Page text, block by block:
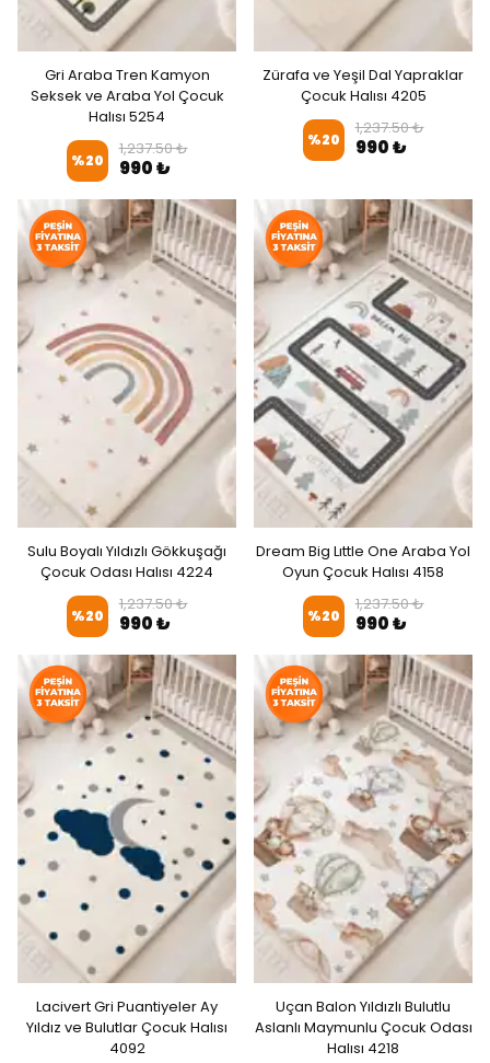
Gri Araba Tren Kamyon
Seksek ve Araba Yol Çocuk
Halısı 5254
%20
1,237.50 ₺
990 ₺
Zürafa ve Yeşil Dal Yapraklar
Çocuk Halısı 4205
%20
1,237.50 ₺
990 ₺
Sulu Boyalı Yıldızlı Gökkuşağı
Çocuk Odası Halısı 4224
%20
1,237.50 ₺
990 ₺
Dream Big Lıttle One Araba Yol
Oyun Çocuk Halısı 4158
%20
1,237.50 ₺
990 ₺
Lacivert Gri Puantiyeler Ay
Yıldız ve Bulutlar Çocuk Halısı
4092
Uçan Balon Yıldızlı Bulutlu
Aslanlı Maymunlu Çocuk Odası
Halısı 4218